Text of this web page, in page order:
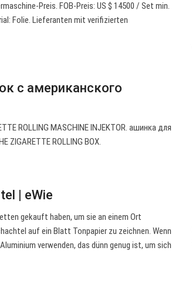
Preis. FOB-Preis: US $ 14500 / Set min.
Folie. Lieferanten mit verifizierten
с американского
ROLLING MASCHINE INJEKTOR. ашинка для
ZIGARETTE ROLLING BOX.
| eWie
gekauft haben, um sie an einem Ort
auf ein Blatt Tonpapier zu zeichnen. Wenn
verwenden, das dünn genug ist, um sich